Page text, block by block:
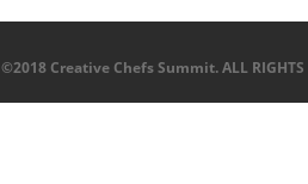
©2018 Creative Chefs Summit. ALL RIGHTS